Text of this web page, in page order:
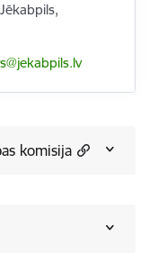
komisija